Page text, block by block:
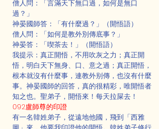
僧人問：「言滿天下無口過，如何是無口
過？」
神晏國師答：「有什麼過？」（開悟語）
僧人問：「如何是教外別傳底事？」
神晏答：「喫茶去！」（開悟語）
我提示：真正開悟，不用吹灰之力；真正開
悟，明白天下無身、口、意之過；真正開悟，
根本就沒有什麼事，連教外别傳，也沒有什麼
事。神晏國師的回答，真的很精彩，唯開悟者
知之也。聖弟子，開悟來！每天拉屎去！
092盧師尊的印證
有一名韓姓弟子，從遠地他國，飛到「西雅